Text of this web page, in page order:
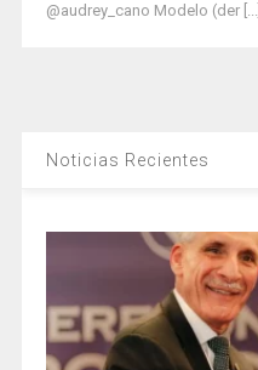
@audrey_cano Modelo (der [...]
Noticias Recientes